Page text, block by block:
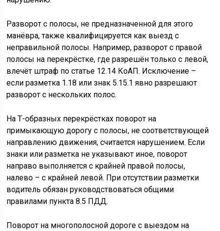
Разворот с полосы, не предназначенной для этого
манёвра, также квалифицируется как выезд с
неправильной полосы. Например, разворот с правой
полосы на перекрёстке, где разрешён только с левой,
влечёт штраф по статье 12.14 КоАП. Исключение –
если разметка 1.18 или знак 5.15.1 явно разрешают
разворот с нескольких полос.
На Т-образных перекрёстках поворот на
примыкающую дорогу с полосы, не соответствующей
направлению движения, считается нарушением. Если
знаки или разметка не указывают иное, поворот
направо выполняется с крайней правой полосы,
налево – с крайней левой. При отсутствии разметки
водитель обязан руководствоваться общими
правилами пункта 8.5 ПДД.
Поворот на многополосной дороге с выездом на